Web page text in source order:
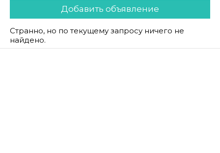
Добавить объявление
Странно, но по текущему запросу ничего не
найдено.